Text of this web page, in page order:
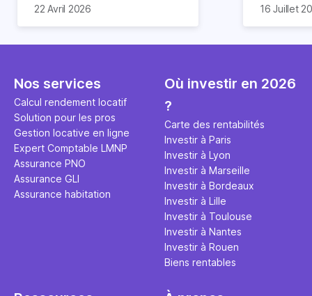
nombreux avantages à choisir
expliquons tout dans cet
22 Avril 2026
expert en
règle
ce secret
l'argent
principale
études et
16 Juillet
Nos services
Calcul rendement locatif
Solution pour les pros
Gestion locative en ligne
Expert Comptable LMNP
Assurance PNO
Assurance GLI
Assurance habitation
Où investir en 2026
?
Carte des rentabilités
Investir à Paris
Investir à Lyon
Investir à Marseille
Investir à Bordeaux
Investir à Lille
Investir à Toulouse
Investir à Nantes
Investir à Rouen
Biens rentables